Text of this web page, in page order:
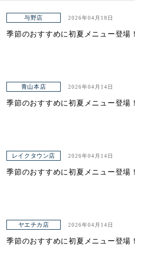
アクセス
与野店 2026年04月18日
季節のおすすめに初夏メニュー登場！
青山本店 2026年04月14日
季節のおすすめに初夏メニュー登場！
レイクタウン店 2026年04月14日
季節のおすすめに初夏メニュー登場！
ヤエチカ店 2026年04月14日
季節のおすすめに初夏メニュー登場！